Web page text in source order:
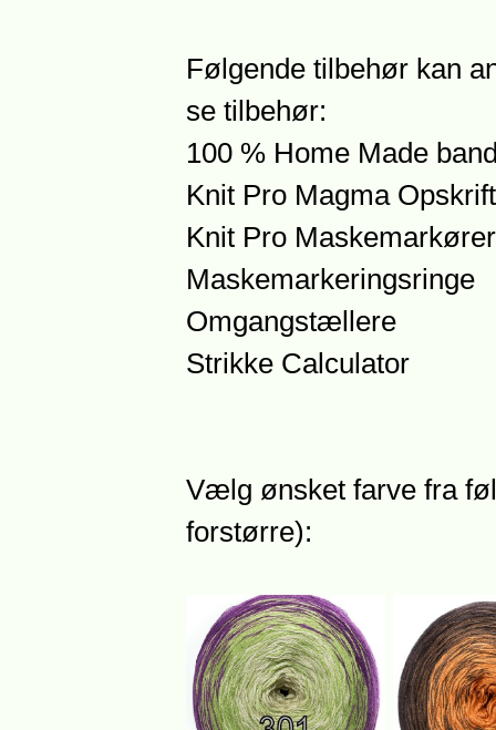
Følgende tilbehør kan
se tilbehør:
100 % Home Made
Knit Pro Magma
Knit Pro Maskemarkører
Maskemarkeringsringe
Omgangstællere
Strikke Calculator
Vælg ønsket farve fra
forstørre):